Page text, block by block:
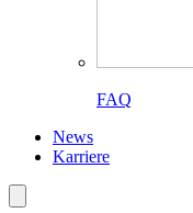
FAQ
News
Karriere